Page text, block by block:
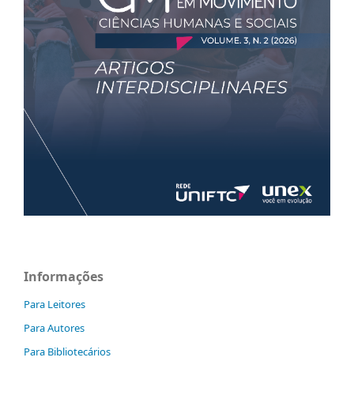
Informações
Para Leitores
Para Autores
Para Bibliotecários